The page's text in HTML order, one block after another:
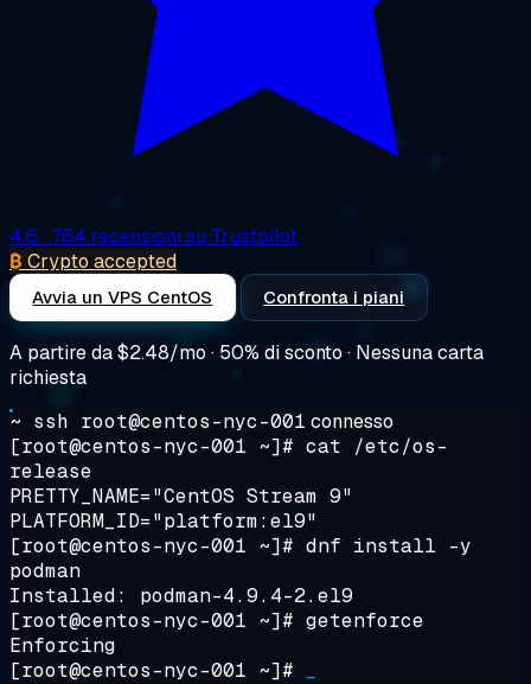
4.6 · 764 recensioni su Trustpilot
₿ Crypto accepted
Avvia un VPS CentOS Confronta i piani
A partire da$2.48/mo · 50% di sconto · Nessuna carta
richiesta
~ ssh root@centos-nyc-001 connesso
[root@centos-nyc-001 ~]# cat /etc/os-
release
PRETTY_NAME="CentOS Stream 9"
PLATFORM_ID="platform:el9"
[root@centos-nyc-001 ~]# dnf install -y
podman
Installed: podman-4.9.4-2.el9
[root@centos-nyc-001 ~]# getenforce
Enforcing
[root@centos-nyc-001 ~]#